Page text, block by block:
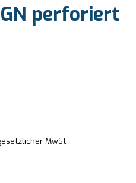
perforiert
MwSt.